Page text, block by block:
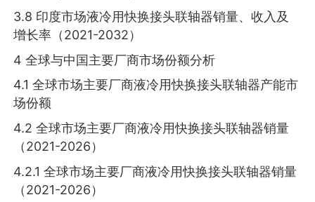
3.8 印度市场液冷用快换接头联轴器销量、收入及
增长率（2021-2032）
4 全球与中国主要厂商市场份额分析
4.1 全球市场主要厂商液冷用快换接头联轴器产能市
场份额
4.2 全球市场主要厂商液冷用快换接头联轴器销量
（2021-2026）
4.2.1 全球市场主要厂商液冷用快换接头联轴器销量
（2021-2026）